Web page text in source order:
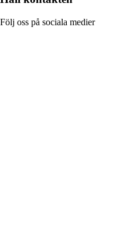
Följ oss på sociala medier